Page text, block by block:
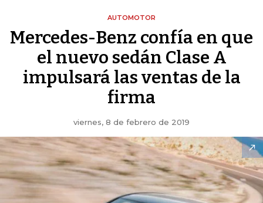
AUTOMOTOR
Mercedes-Benz confía en que
el nuevo sedán Clase A
impulsará las ventas de la
firma
viernes, 8 de febrero de 2019